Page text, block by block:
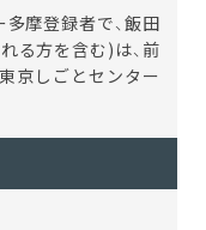
摩登録者で、飯田
る方を含む)は、前
京しごとセンター